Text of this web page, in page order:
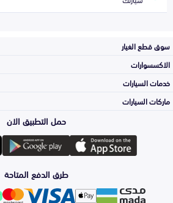
سوق قطع الغيار
المكائن، القيرات
وملحقاتها
الشمعات
والاصطبات (الاضاءة)
الاكسسوارات
لوازم الرحلات
اكسسوارات العناية
خدمات السيارات
الأكثر مبيعاً
ماركات السيارات
Toyota
Hyundai
حمل التطبيق الان
طرق الدفع المتاحة